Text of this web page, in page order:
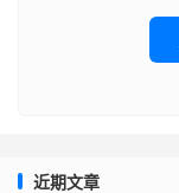
近期文章